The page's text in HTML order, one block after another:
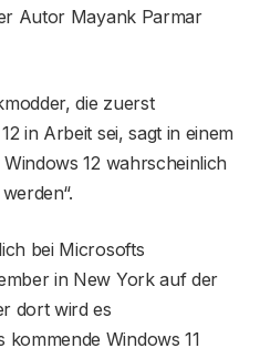
Autor Mayank Parmar
die zuerst
in Arbeit sei, sagt in einem
12 wahrscheinlich
bei Microsofts
in New York auf der
dort wird es
Windows 11